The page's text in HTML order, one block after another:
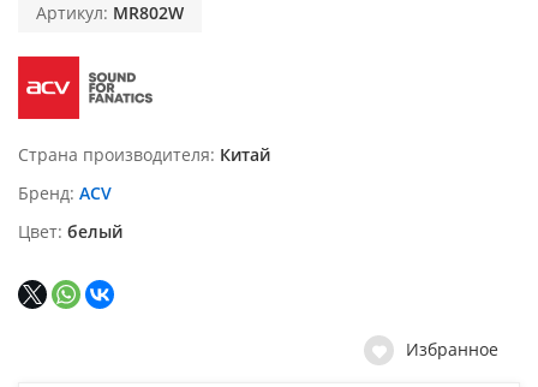
Артикул: MR802W
Страна производителя Китай
Бренд ACV
Цвет белый
Избранное